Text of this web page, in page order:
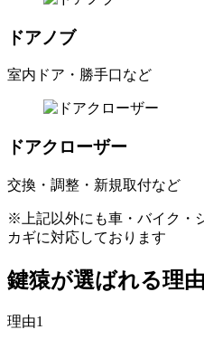
ドアノブ
室内ドア・勝手口など
ドアクローザー
交換・調整・新規取付など
※上記以外にも車・バイク・
カギに対応しております
鍵猿が選ばれる理由
理由1